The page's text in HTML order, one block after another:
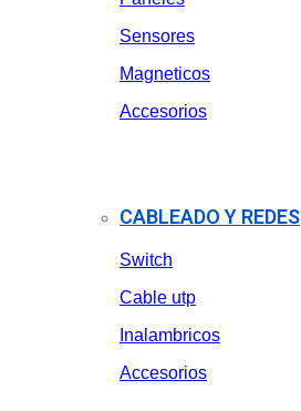
Sensores
Magneticos
Accesorios
CABLEADO Y REDES
Switch
Cable utp
Inalambricos
Accesorios